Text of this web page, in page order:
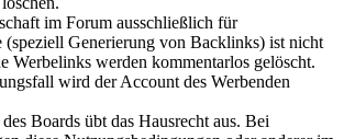
im Forum ausschließlich für
(speziell Generierung von Backlinks) ist nicht
Werbelinks werden kommentarlos gelöscht.
wird der Account des Werbenden
Boards übt das Hausrecht aus. Bei